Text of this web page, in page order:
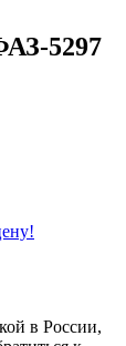
5297
в России,